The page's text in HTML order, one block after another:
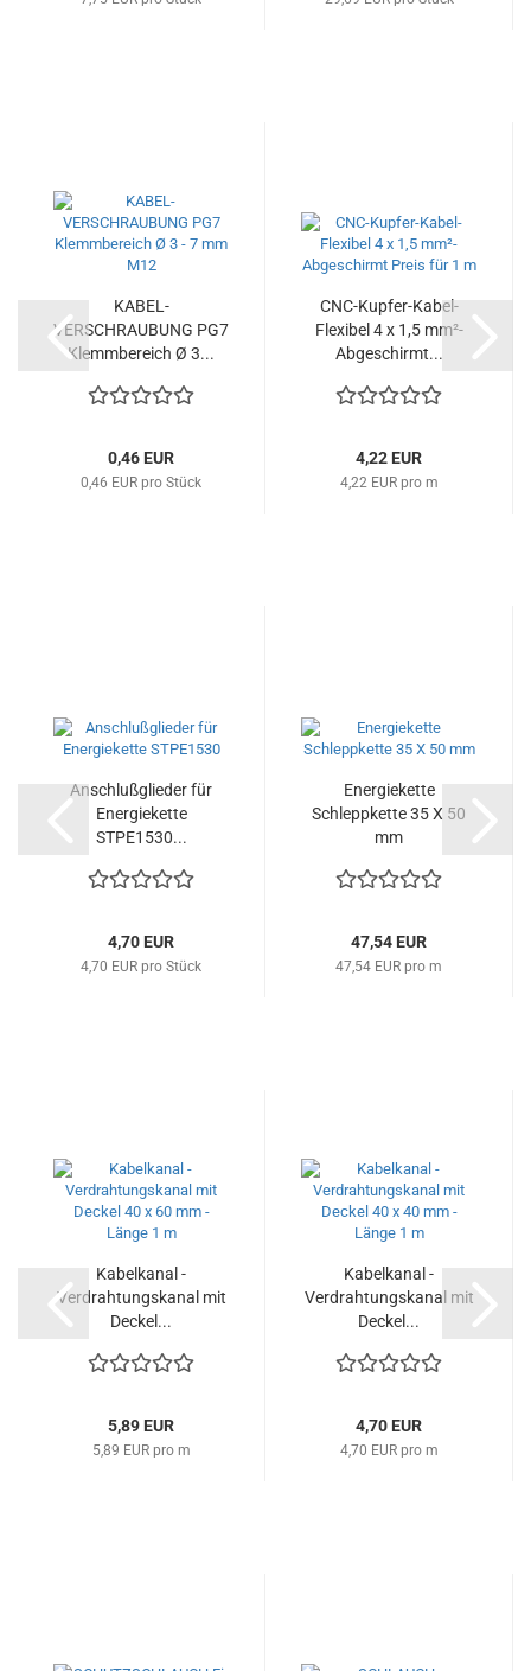
KABEL-
VERSCHRAUBUNG PG7
Klemmbereich Ø 3...
0,46 EUR
0,46 EUR pro Stück
CNC-Kupfer-Kabel-
Flexibel 4 x 1,5 mm²-
Abgeschirmt...
4,22 EUR
4,22 EUR pro m
Anschlußglieder für
Energiekette
STPE1530...
4,70 EUR
4,70 EUR pro Stück
Energiekette
Schleppkette 35 X 50
mm
47,54 EUR
47,54 EUR pro m
Kabelkanal -
Verdrahtungskanal mit
Deckel...
5,89 EUR
5,89 EUR pro m
Kabelkanal -
Verdrahtungskanal mit
Deckel...
4,70 EUR
4,70 EUR pro m